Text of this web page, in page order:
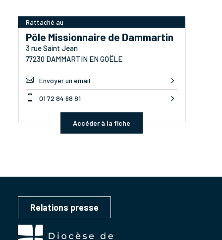
Rattaché au
Pôle Missionnaire de Dammartin
3 rue Saint Jean
77230 DAMMARTIN EN GOËLE
 Envoyer un email
 01 72 84 68 81
Accéder à la fiche
Relations presse